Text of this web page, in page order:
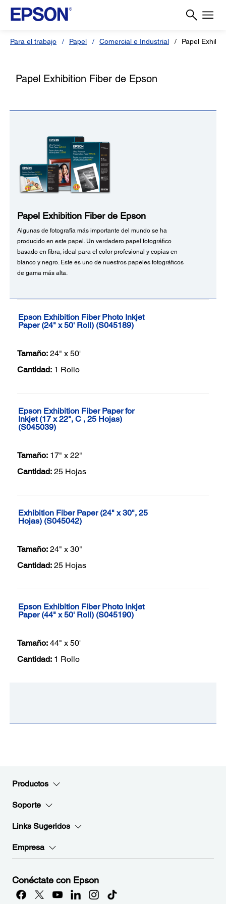
Para el trabajo Papel Comercial e Industrial Papel
Papel Exhibition Fiber de Epson
Papel Exhibition Fiber de Epson
Algunas de fotografía más importante del mundo se ha
producido en este papel. Un verdadero papel fotográfico
basado en fibra, ideal para el color profesional y copias en
blanco y negro. Este es uno de nuestros papeles fotográficos
de gama más alta.
Epson Exhibition Fiber Photo Inkjet
Paper (24" x 50' Roll) (S045189)
Tamaño: 24" x 50'
Cantidad: 1 Rollo
Epson Exhibition Fiber Paper for
Inkjet (17 x 22", C , 25 Hojas)
(S045039)
Tamaño: 17" x 22"
Cantidad: 25 Hojas
Exhibition Fiber Paper (24" x 30", 25
Hojas) (S045042)
Tamaño: 24" x 30"
Cantidad: 25 Hojas
Epson Exhibition Fiber Photo Inkjet
Paper (44" x 50' Roll) (S045190)
Tamaño: 44" x 50'
Cantidad: 1 Rollo
Productos
Soporte
Links Sugeridos
Empresa
Conéctate con Epson